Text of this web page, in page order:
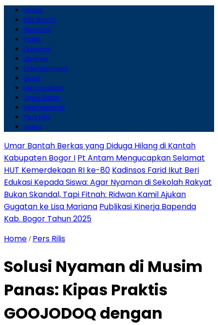
Home
Info Bogor
Nasional
Politik
Ekonomi
Lifestyle
Entertainment
Sport
Megapolitan
Jawa Barat
Internasional
Pers Rilis
Video
Umar Bantah Berkas yang Diduga Hilang di Kantah
Kabupaten Bogor I Pt Antam Mengucapkan Selamat
HUT Kemerdekaan RI ke-80 Kadinsos Farid Ikut Beri
Edukasi Kepada Siswa: Agar Nyaman di Sekolah Rakyat
Bukan Skandal, Tapi Fitnah: Ridwan Kamil Ajukan
Gugatan ke Lisa Mariana Publikasi Kinerja Bapenda
Kab. Bogor Tahun 2025
Home / Pers Rilis
Solusi Nyaman di Musim
Panas: Kipas Praktis
GOOJODOQ dengan